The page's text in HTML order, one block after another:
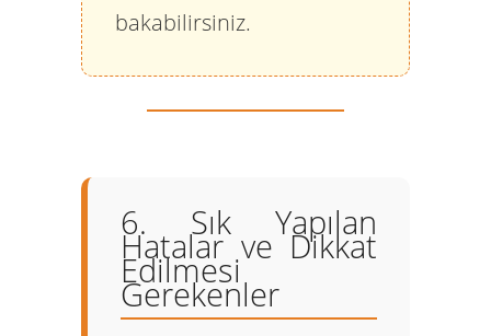
bakabilirsiniz.
6. Sık Yapılan
Hatalar ve Dikkat
Edilmesi
Gerekenler